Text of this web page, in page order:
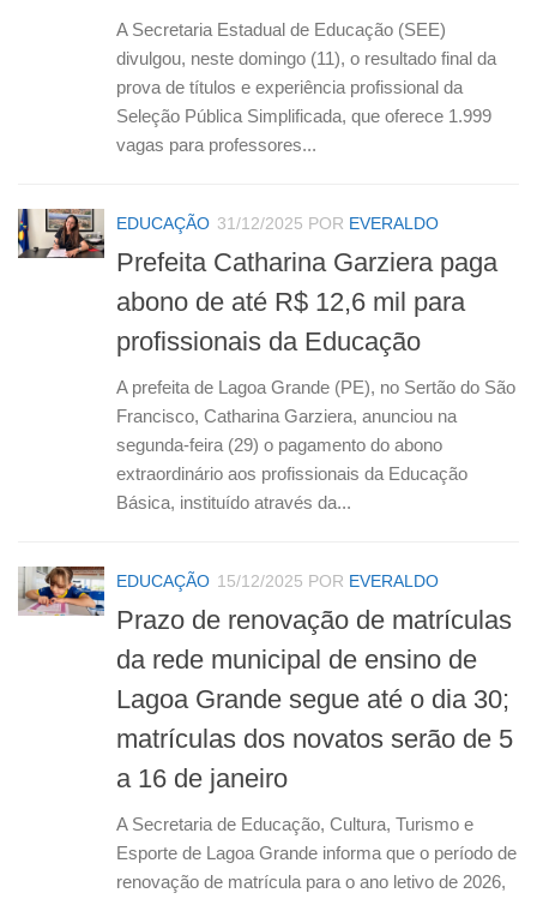
A Secretaria Estadual de Educação (SEE)
divulgou, neste domingo (11), o resultado final da
prova de títulos e experiência profissional da
Seleção Pública Simplificada, que oferece 1.999
vagas para professores...
EDUCAÇÃO 31/12/2025 POR EVERALDO
Prefeita Catharina Garziera paga
abono de até R$ 12,6 mil para
profissionais da Educação
A prefeita de Lagoa Grande (PE), no Sertão do São
Francisco, Catharina Garziera, anunciou na
segunda-feira (29) o pagamento do abono
extraordinário aos profissionais da Educação
Básica, instituído através da...
EDUCAÇÃO 15/12/2025 POR EVERALDO
Prazo de renovação de matrículas
da rede municipal de ensino de
Lagoa Grande segue até o dia 30;
matrículas dos novatos serão de 5
a 16 de janeiro
A Secretaria de Educação, Cultura, Turismo e
Esporte de Lagoa Grande informa que o período de
renovação de matrícula para o ano letivo de 2026,